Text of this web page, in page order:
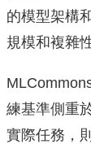
的模型架構
規模和複雜性
練基準側重
實際任務，